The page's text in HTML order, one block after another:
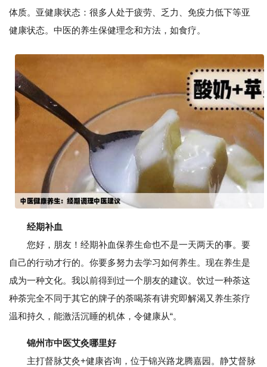
体质。亚健康状态：很多人处于疲劳、乏力、免疫力低下等亚
健康状态。中医的养生保健理念和方法，如食疗。
经期补血
您好，朋友！经期补血保养生命也不是一天两天的事。要
自己的行动才行的。你要多努力去学习如何养生。现在养生是
成为一种文化。我以前得到过一个朋友的建议。饮过一种荼这
种荼完全不同于其它的牌子的荼喝茶有讲究即解渴又养生茶疗
温和持久，能激活沉睡的机体，令健康从“。
锦州市中医艾灸哪里好
主打督脉艾灸+健康咨询，位于锦兴路龙腾嘉园。静艾督脉